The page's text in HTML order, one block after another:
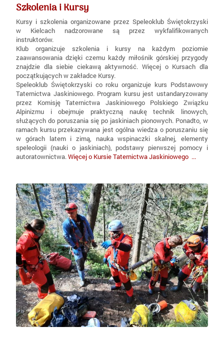
Szkolenia i Kursy
Kursy i szkolenia organizowane przez Speleoklub Świętokrzyski
w Kielcach nadzorowane są przez wykfalifikowanych
instruktorów.
Klub organizuje szkolenia i kursy na każdym poziomie
zaawansowania dzięki czemu każdy miłośnik górskiej przygody
znajdzie dla siebie ciekawą aktywność. Więcej o Kursach dla
początkujących w zakładce Kursy.
Speleoklub Świętokrzyski co roku organizuje kurs Podstawowy
Taternictwa Jaskiniowego. Program kursu jest ustandaryzowany
przez Komisję Taternictwa Jaskiniowego Polskiego Związku
Alpinizmu i obejmuje praktyczną naukę technik linowych,
służących do poruszania się po jaskiniach pionowych. Ponadto, w
ramach kursu przekazywana jest ogólna wiedza o poruszaniu się
w górach latem i zimą, nauka wspinaczki skalnej, elementy
speleologii (nauki o jaskiniach), podstawy pierwszej pomocy i
autoratownictwa.Więcej o Kursie Taternictwa Jaskiniowego ...